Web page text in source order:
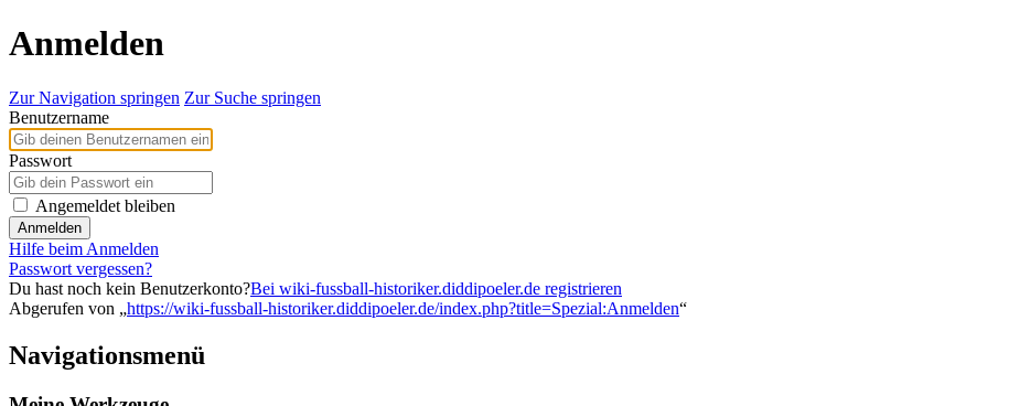
Anmelden
Zur Navigation springen Zur Suche springen
Benutzername
Passwort
Angemeldet bleiben
Anmelden
Hilfe beim Anmelden
Passwort vergessen?
Du hast noch kein Benutzerkonto?Bei wiki-fussball-historiker.diddipoeler.de registrieren
Abgerufen von „https://wiki-fussball-historiker.diddipoeler.de/index.php?title=Spezial:Anmelden“
Navigationsmenü